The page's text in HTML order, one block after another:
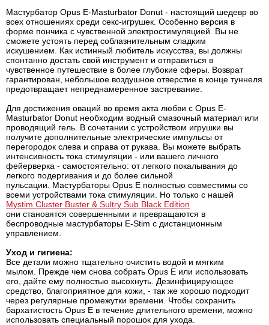
Мастурбатор Opus E-Masturbator Donut - настоящий шедевр во
всех отношениях среди секс-игрушек. Особенно версия в
форме пончика с чувственной электростимуляцией. Вы не
сможете устоять перед соблазнительным сладким
искушением. Как истинный любитель искусства, вы должны
спонтанно достать свой инструмент и отправиться в
чувственное путешествие в более глубокие сферы. Возврат
гарантирован, небольшое воздушное отверстие в конце туннеля
предотвращает непреднамеренное застревание.
Для достижения оваций во время акта любви с Opus E-
Masturbator Donut необходим водный смазочный материал или
проводящий гель. В сочетании с устройством игрушки вы
получите дополнительные электрические импульсы от
перегородок слева и справа от рукава. Вы можете выбрать
интенсивность тока стимуляции - или вашего личного
фейерверка - самостоятельно: от легкого покалывания до
легкого подергивания и до более сильной
пульсации. Мастурбаторы Opus E полностью совместимы со
всеми устройствами тока стимуляции. Но только с нашей
Mystim Cluster Buster & Sultry Sub Black Edition
они становятся совершенными и превращаются в
беспроводные мастурбаторы E-Stim с дистанционным
управлением.
Уход и гигиена:
Все детали можно тщательно очистить водой и мягким
мылом. Прежде чем снова собрать Opus E или использовать
его, дайте ему полностью высохнуть. Дезинфицирующее
средство, благоприятное для кожи, - так же хорошо подходит
через регулярные промежутки времени. Чтобы сохранить
бархатистость Opus E в течение длительного времени, можно
использовать специальный порошок для ухода.